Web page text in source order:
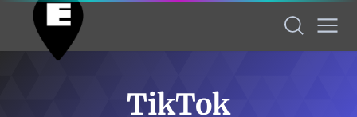
TikTok